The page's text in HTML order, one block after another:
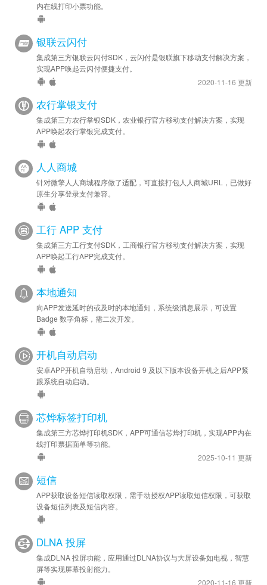
内在线打印小票功能。
银联云闪付
集成第三方银联云闪付SDK，云闪付是银联旗下移动支付解决方案，
实现APP唤起云闪付便捷支付。
2020-11-16 更新
农行掌银支付
集成第三方农行掌银SDK，农业银行官方移动支付解决方案，实现
APP唤起农行掌银完成支付。
人人商城
针对微擎人人商城程序做了适配，可直接打包人人商城URL，已做好
原生分享登录支付兼容。
工行 APP 支付
集成第三方工行支付SDK，工商银行官方移动支付解决方案，实现
APP唤起工行APP完成支付。
本地通知
向APP发送延时的或及时的本地通知，系统级消息展示，可设置
Badge 数字角标，需二次开发。
开机自动启动
安卓APP开机自动启动，Android 9 及以下版本设备开机之后APP紧
跟系统自动启动。
芯烨标签打印机
集成第三方芯烨打印机SDK，APP可通信芯烨打印机，实现APP内在
线打印票据面单等功能。
2025-10-11 更新
短信
APP获取设备短信读取权限，需手动授权APP读取短信权限，可获取
设备短信列表及短信内容。
DLNA 投屏
集成DLNA 投屏功能，应用通过DLNA协议与大屏设备如电视，智慧
屏等实现屏幕投射能力。
2020-11-16 更新